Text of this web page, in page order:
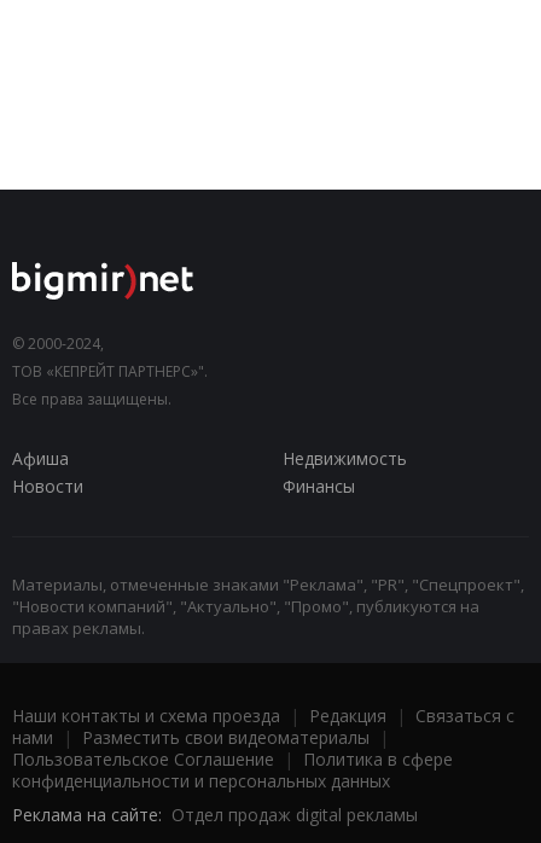
© 2000-2024,
ТОВ «КЕПРЕЙТ ПАРТНЕРС»".
Все права защищены.
Афиша
Недвижимость
Новости
Финансы
Материалы, отмеченные знаками "Реклама", "PR", "Спецпроект",
"Новости компаний", "Актуально", "Промо", публикуются на
правах рекламы.
Наши контакты и схема проезда | Редакция | Связаться с
нами | Разместить свои видеоматериалы |
Пользовательское Соглашение |
Политика в сфере
конфиденциальности и персональных данных
Реклама на сайте: Отдел продаж digital рекламы